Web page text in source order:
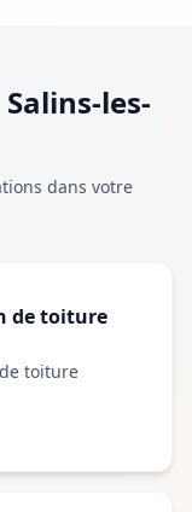
Salins-les-
dans votre
de toiture
toiture